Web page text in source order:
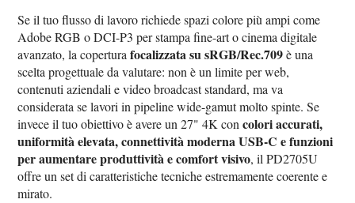
Se il tuo flusso di lavoro richiede spazi colore più ampi come
Adobe RGB o DCI-P3 per stampa fine-art o cinema digitale
avanzato, la coperturafocalizzata su sRGB/Rec.709è una
scelta progettuale da valutare: non è un limite per web,
contenuti aziendali e video broadcast standard, ma va
considerata se lavori in pipeline wide-gamut molto spinte. Se
invece il tuo obiettivo è avere un 27" 4K concolori accurati,
uniformità elevata, connettività moderna USB-C e funzioni
per aumentare produttività e comfort visivo, il PD2705U
offre un set di caratteristiche tecniche estremamente coerente e
mirato.